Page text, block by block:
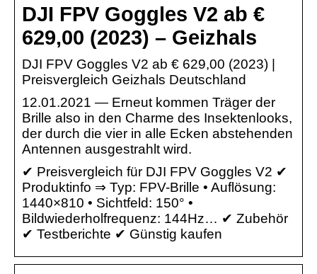
DJI FPV Goggles V2 ab €
629,00 (2023) – Geizhals
DJI FPV Goggles V2 ab € 629,00 (2023) |
Preisvergleich Geizhals Deutschland
12.01.2021 — Erneut kommen Träger der
Brille also in den Charme des Insektenlooks,
der durch die vier in alle Ecken abstehenden
Antennen ausgestrahlt wird.
✔ Preisvergleich für DJI FPV Goggles V2 ✔
Produktinfo ⇒ Typ: FPV-Brille • Auflösung:
1440×810 • Sichtfeld: 150° •
Bildwiederholfrequenz: 144Hz… ✔ Zubehör
✔ Testberichte ✔ Günstig kaufen